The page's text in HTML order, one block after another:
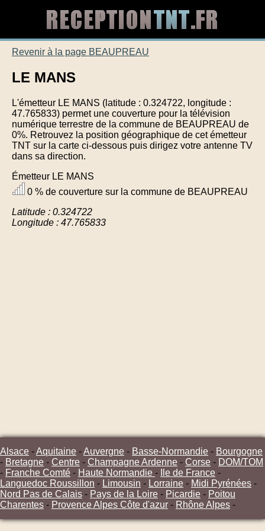
Revenir à la page BEAUPREAU
LE MANS
L'émetteur LE MANS (latitude : 0.324722, longitude :
47.765833) permet une couverture pour la télévision
numérique terrestre de la commune de BEAUPREAU de
0%. Retrouvez la position géographique de cet émetteur
TNT sur la carte ci-dessous puis dirigez votre antenne TV
dans sa direction.
Émetteur LE MANS
0 % de couverture sur la commune de BEAUPREAU
Latitude : 0.324722
Longitude : 47.765833
Alsace -Aquitaine -Auvergne - Basse-Normandie - Bourgogne
- Bretagne - Centre - Champagne Ardenne - Corse - DOM/TOM
- Franche Comté - Haute Normandie - Ile de France -
Languedoc Roussillon - Limousin - Lorraine - Midi Pyrénées -
Nord Pas de Calais - Pays de la Loire - Picardie - Poitou
Charentes - Provence Alpes Côte d'azur - Rhône Alpes -